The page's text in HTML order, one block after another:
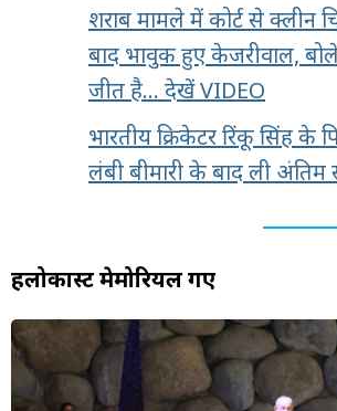
शराब मामले में कोर्ट से क्लीन
बाद भावुक हुए केजरीवाल,
जीत है... देखें VIDEO
भारतीय क्रिकेटर रिंकू सिंह के
लंबी बीमारी के बाद ली अंतिम
हलोकास्ट मेमोरियल गए